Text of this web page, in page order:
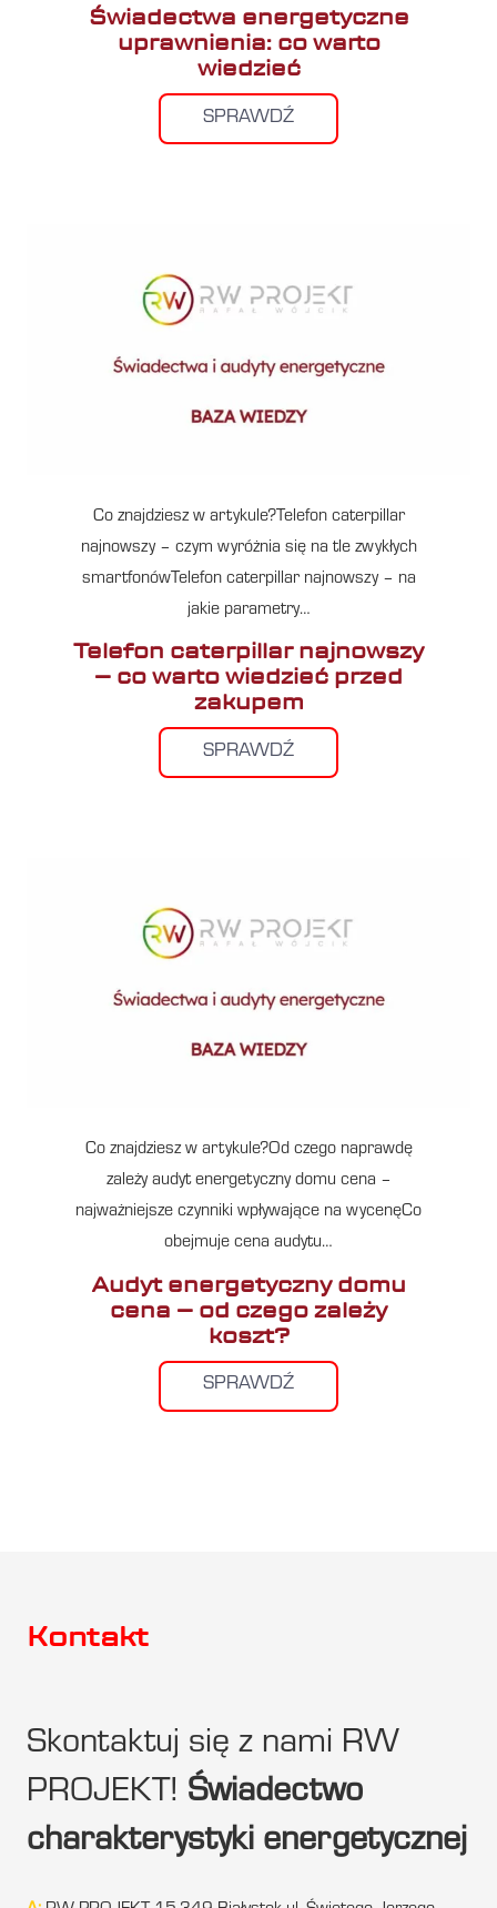
Świadectwa energetyczne
uprawnienia: co warto
wiedzieć
SPRAWDŹ
Co znajdziesz w artykule?Telefon caterpillar
najnowszy – czym wyróżnia się na tle zwykłych
smartfonówTelefon caterpillar najnowszy – na
jakie parametry…
Telefon caterpillar najnowszy
– co warto wiedzieć przed
zakupem
SPRAWDŹ
Co znajdziesz w artykule?Od czego naprawdę
zależy audyt energetyczny domu cena –
najważniejsze czynniki wpływające na wycenęCo
obejmuje cena audytu…
Audyt energetyczny domu
cena – od czego zależy
koszt?
SPRAWDŹ
Kontakt
Skontaktuj się z nami RW
PROJEKT! Świadectwo
charakterystyki energetycznej